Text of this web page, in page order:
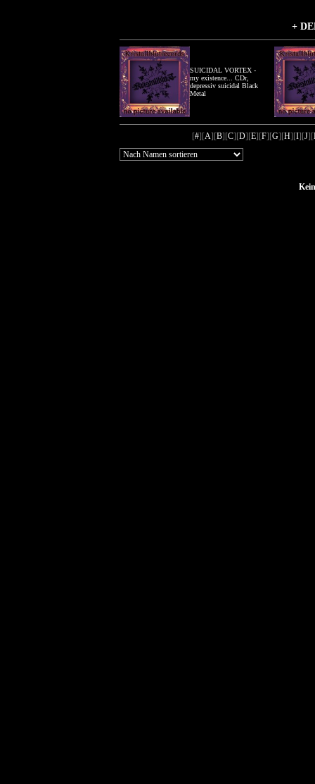
+
SUICIDAL VORTEX -
my existence... CDr,
depressiv suicidal Black
Metal
[#][A][B][C][D][E][F][G][H][I][J][